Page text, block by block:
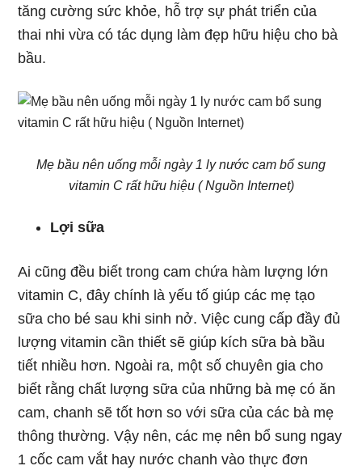
tăng cường sức khỏe, hỗ trợ sự phát triển của
thai nhi vừa có tác dụng làm đẹp hữu hiệu cho bà
bầu.
Mẹ bầu nên uống mỗi ngày 1 ly nước cam bổ sung
vitamin C rất hữu hiệu ( Nguồn Internet)
Lợi sữa
Ai cũng đều biết trong cam chứa hàm lượng lớn
vitamin C, đây chính là yếu tố giúp các mẹ tạo
sữa cho bé sau khi sinh nở. Việc cung cấp đầy đủ
lượng vitamin cần thiết sẽ giúp kích sữa bà bầu
tiết nhiều hơn. Ngoài ra, một số chuyên gia cho
biết rằng chất lượng sữa của những bà mẹ có ăn
cam, chanh sẽ tốt hơn so với sữa của các bà mẹ
thông thường. Vậy nên, các mẹ nên bổ sung ngay
1 cốc cam vắt hay nước chanh vào thực đơn